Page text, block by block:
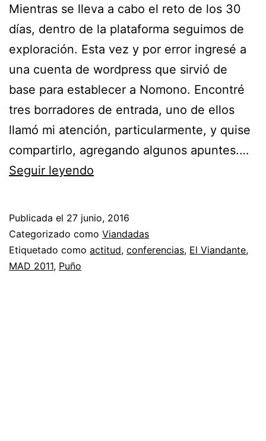
Mientras se lleva a cabo el reto de los 30
días, dentro de la plataforma seguimos de
exploración. Esta vez y por error ingresé a
una cuenta de wordpress que sirvió de
base para establecer a Nomono. Encontré
tres borradores de entrada, uno de ellos
llamó mi atención, particularmente, y quise
compartirlo, agregando algunos apuntes.…
Seguir leyendo
web
Publicada el 27 junio, 2016
Categorizado como Viandadas
Etiquetado como actitud, conferencias, El Viandante,
MAD 2011, Puño